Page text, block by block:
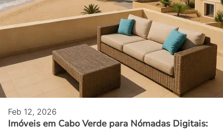
Feb 12, 2026
Imóveis em Cabo Verde para Nómadas Digitais: